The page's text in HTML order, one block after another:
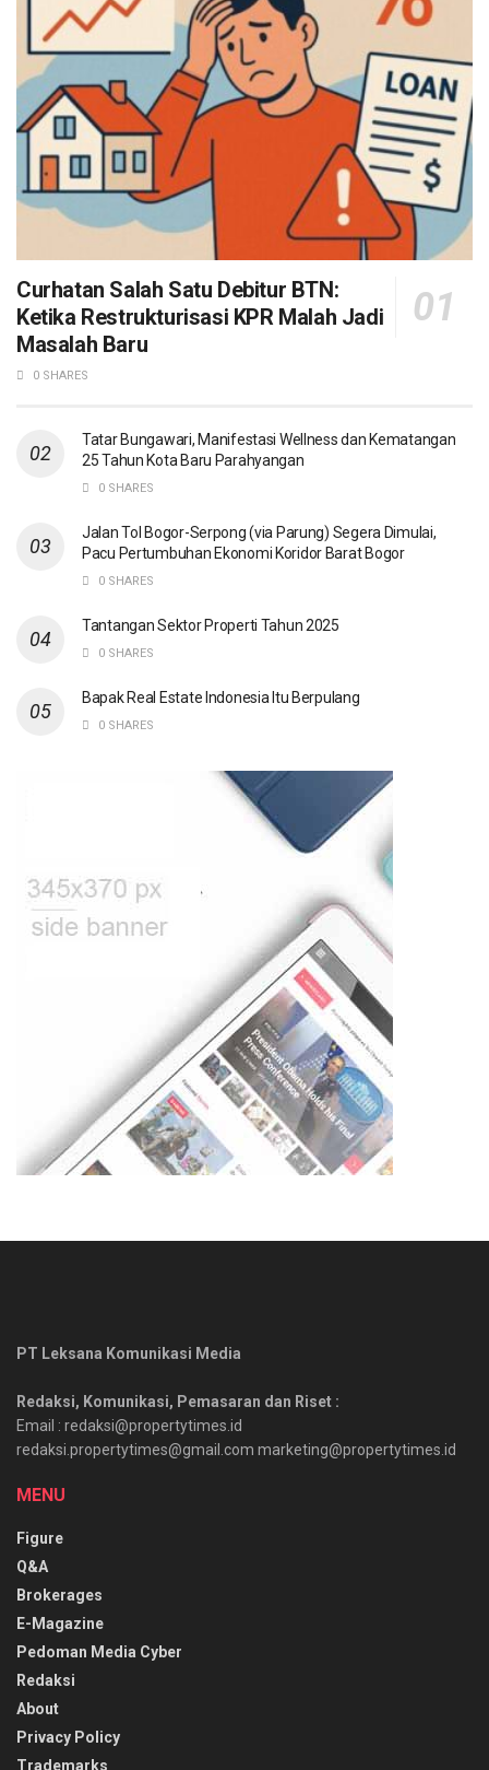
Curhatan Salah Satu Debitur BTN:
Ketika Restrukturisasi KPR Malah Jadi
Masalah Baru
0 SHARES
Tatar Bungawari, Manifestasi Wellness dan Kematangan
25 Tahun Kota Baru Parahyangan
0 SHARES
Jalan Tol Bogor-Serpong (via Parung) Segera Dimulai,
Pacu Pertumbuhan Ekonomi Koridor Barat Bogor
0 SHARES
Tantangan Sektor Properti Tahun 2025
0 SHARES
Bapak Real Estate Indonesia Itu Berpulang
0 SHARES
PT Leksana Komunikasi Media
Redaksi, Komunikasi, Pemasaran dan Riset :
Email : redaksi@propertytimes.id
redaksi.propertytimes@gmail.com marketing@propertytimes.id
MENU
Figure
Q&A
Brokerages
E-Magazine
Pedoman Media Cyber
Redaksi
About
Privacy Policy
Trademarks